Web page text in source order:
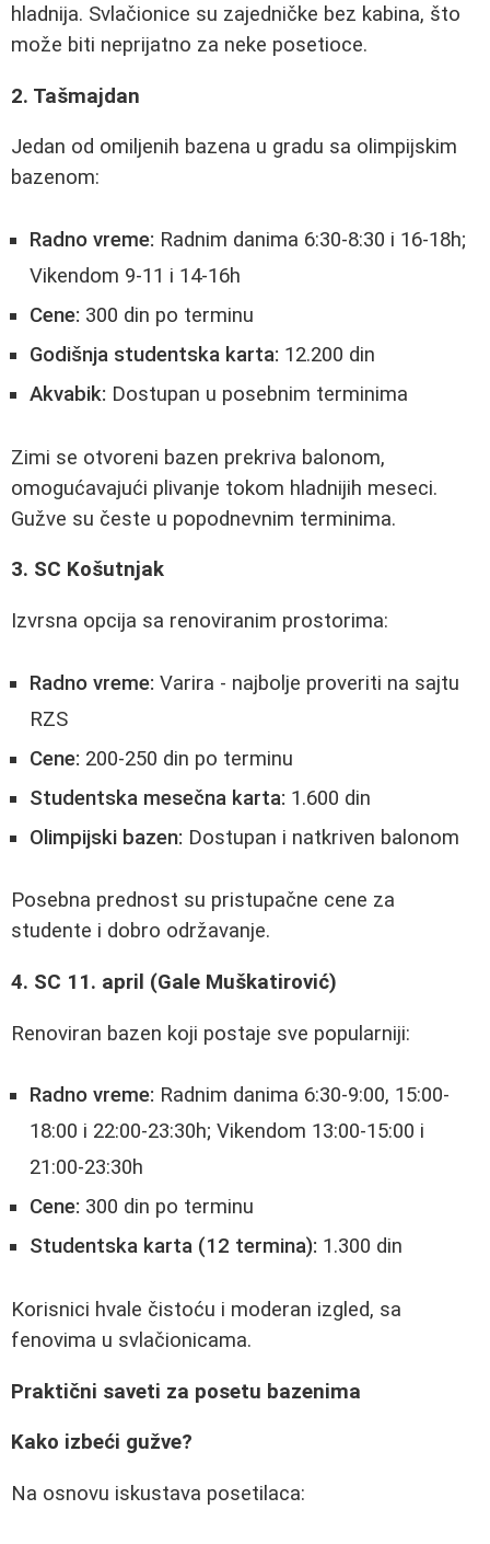
hladnija. Svlačionice su zajedničke bez kabina, što
može biti neprijatno za neke posetioce.
2. Tašmajdan
Jedan od omiljenih bazena u gradu sa olimpijskim
bazenom:
Radno vreme: Radnim danima 6:30-8:30 i 16-18h;
Vikendom 9-11 i 14-16h
Cene: 300 din po terminu
Godišnja studentska karta: 12.200 din
Akvabik: Dostupan u posebnim terminima
Zimi se otvoreni bazen prekriva balonom,
omogućavajući plivanje tokom hladnijih meseci.
Gužve su česte u popodnevnim terminima.
3. SC Košutnjak
Izvrsna opcija sa renoviranim prostorima:
Radno vreme: Varira - najbolje proveriti na sajtu
RZS
Cene: 200-250 din po terminu
Studentska mesečna karta: 1.600 din
Olimpijski bazen: Dostupan i natkriven balonom
Posebna prednost su pristupačne cene za
studente i dobro održavanje.
4. SC 11. april (Gale Muškatirović)
Renoviran bazen koji postaje sve popularniji:
Radno vreme: Radnim danima 6:30-9:00, 15:00-
18:00 i 22:00-23:30h; Vikendom 13:00-15:00 i
21:00-23:30h
Cene: 300 din po terminu
Studentska karta (12 termina): 1.300 din
Korisnici hvale čistoću i moderan izgled, sa
fenovima u svlačionicama.
Praktični saveti za posetu bazenima
Kako izbeći gužve?
Na osnovu iskustava posetilaca: